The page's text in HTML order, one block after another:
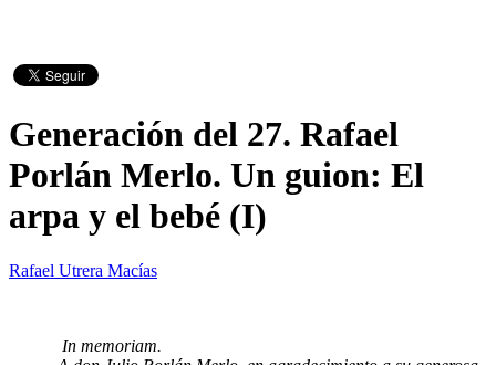
Generación del 27. Rafael
Porlán Merlo. Un guion: El
arpa y el bebé (I)
Rafael Utrera Macías
In memoriam.